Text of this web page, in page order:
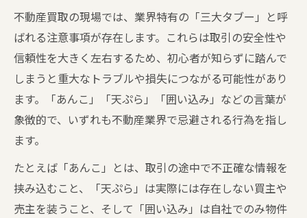
不動産買取の現場では、業界特有の「三大タブー」と呼
ばれる注意事項が存在します。これらは取引の安全性や
信頼性を大きく左右するため、初心者が知らずに踏んで
しまうと重大なトラブルや損失につながる可能性があり
ます。「あんこ」「天ぷら」「囲い込み」などの言葉が
象徴的で、いずれも不動産業界で忌避される行為を指し
ます。
たとえば「あんこ」とは、取引の途中で不正確な情報を
挟み込むこと、「天ぷら」は実際には存在しない買主や
売主を装うこと、そして「囲い込み」は自社でのみ物件